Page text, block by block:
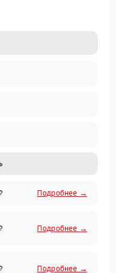
Подробнее →
Подробнее →
Подробнее →